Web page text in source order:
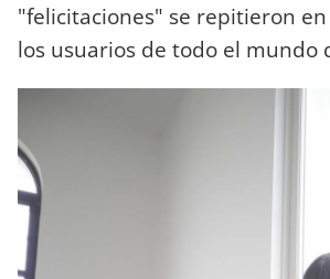
"felicitaciones" se repitieron
los usuarios de todo el mundo